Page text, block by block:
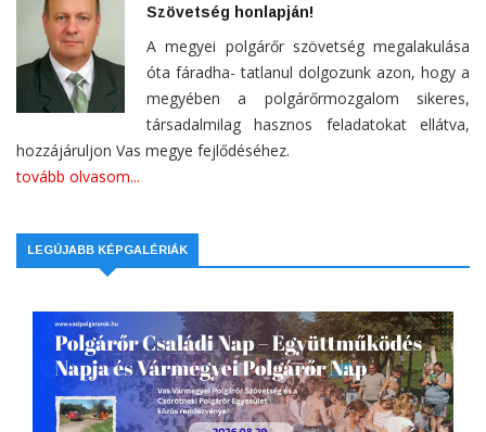
Szövetség honlapján!
A megyei polgárőr szövetség megalakulása
óta fáradha- tatlanul dolgozunk azon, hogy a
megyében a polgárőrmozgalom sikeres,
társadalmilag hasznos feladatokat ellátva,
hozzájáruljon Vas megye fejlődéséhez.
tovább olvasom...
LEGÚJABB KÉPGALÉRIÁK